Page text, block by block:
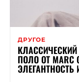
ДРУГОЕ
ПОЛО ОТ MARC